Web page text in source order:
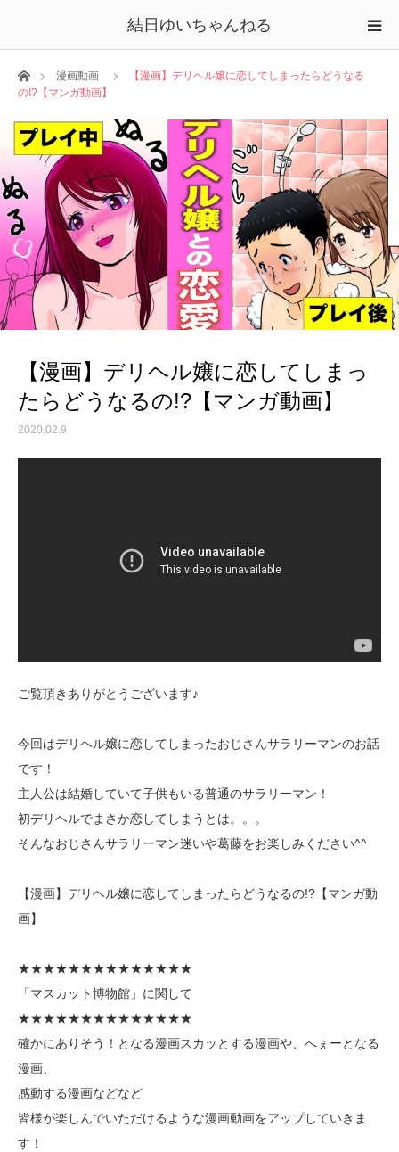
結日ゆいちゃんねる
ホーム漫画動画
【漫画】デリヘル嬢に恋してしまったらどうなる
の!?【マンガ動画】
【漫画】デリヘル嬢に恋してしまっ
たらどうなるの!?【マンガ動画】
2020.02.9
ご覧頂きありがとうございます♪
今回はデリヘル嬢に恋してしまったおじさんサラリーマンのお話
です！
主人公は結婚していて子供もいる普通のサラリーマン！
初デリヘルでまさか恋してしまうとは。。。
そんなおじさんサラリーマン迷いや葛藤をお楽しみください^^
【漫画】デリヘル嬢に恋してしまったらどうなるの!?【マンガ動
画】
★★★★★★★★★★★★★★
「マスカット博物館」に関して
★★★★★★★★★★★★★★
確かにありそう！となる漫画スカッとする漫画や、へぇーとなる
漫画、
感動する漫画などなど
皆様が楽しんでいただけるような漫画動画をアップしていきま
す！